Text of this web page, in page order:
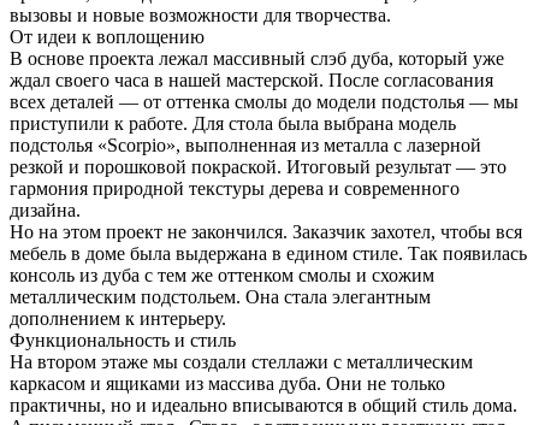
вызовы и новые возможности для творчества.
От идеи к воплощению
В основе проекта лежал массивный слэб дуба, который уже
ждал своего часа в нашей мастерской. После согласования
всех деталей — от оттенка смолы до модели подстолья — мы
приступили к работе. Для стола была выбрана модель
подстолья «Scorpio», выполненная из металла с лазерной
резкой и порошковой покраской. Итоговый результат — это
гармония природной текстуры дерева и современного
дизайна.
Но на этом проект не закончился. Заказчик захотел, чтобы вся
мебель в доме была выдержана в едином стиле. Так появилась
консоль из дуба с тем же оттенком смолы и схожим
металлическим подстольем. Она стала элегантным
дополнением к интерьеру.
Функциональность и стиль
На втором этаже мы создали стеллажи с металлическим
каркасом и ящиками из массива дуба. Они не только
практичны, но и идеально вписываются в общий стиль дома.